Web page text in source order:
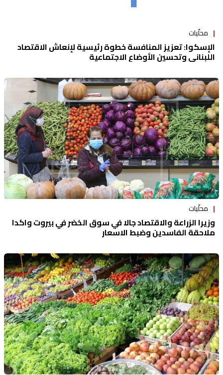
محلّيات
الإسكوا: تعزيز المنافسة خطوة رئيسية لإنعاش الاقتصاد
اللبناني وتحسين الأوضاع الاجتماعية
محلّيات
وزيرا الزراعة والاقتصاد جالا في سوق الخضر في بيروت واكدا
ملاحقة الفاسدين وضبط الاسعار